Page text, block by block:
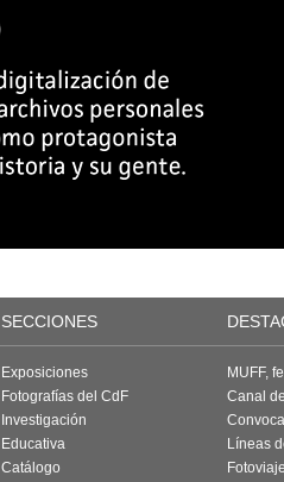
SECCIONES
Exposiciones
Fotografías del CdF
Investigación
Educativa
Catálogo
MUFF,
Canal
Líneas